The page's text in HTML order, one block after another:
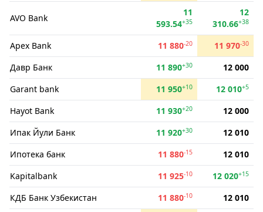
AVO Bank
11
593.54+35
12
310.66+38
Apex Bank 11 880-20 11 970-30
Давр Банк 11 890+30
12 000
Garant bank
11 950+10 12 010+5
Hayot Bank 11 930+20
12 000
Ипак Йули Банк
11 920+30
12 010
Ипотека банк
11 880-15
12 010
Kapitalbank
11 925-10 12 020+15
КДБ Банк Узбекистан 11 880-10
12 010